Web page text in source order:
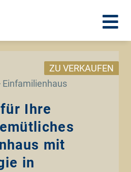
ZU VERKAUFEN
Ihre
mit
in